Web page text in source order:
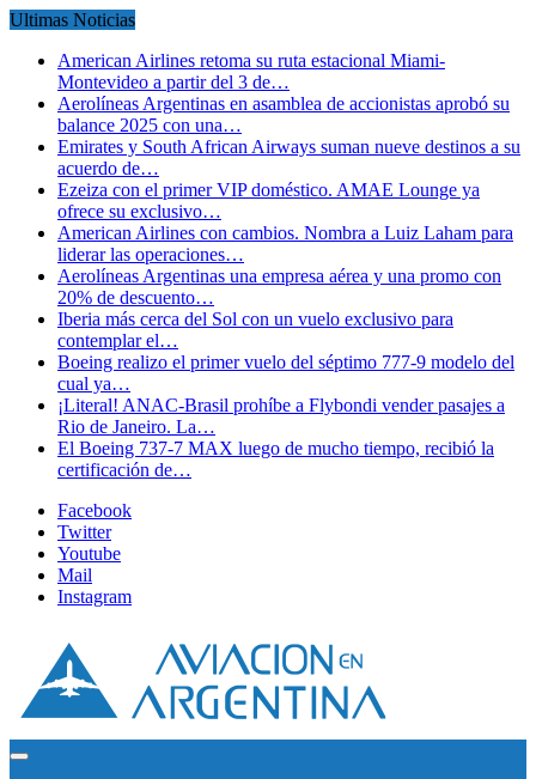
Ultimas Noticias
American Airlines retoma su ruta estacional Miami-
Montevideo a partir del 3 de…
Aerolíneas Argentinas en asamblea de accionistas aprobó su
balance 2025 con una…
Emirates y South African Airways suman nueve destinos a su
acuerdo de…
Ezeiza con el primer VIP doméstico. AMAE Lounge ya
ofrece su exclusivo…
American Airlines con cambios. Nombra a Luiz Laham para
liderar las operaciones…
Aerolíneas Argentinas una empresa aérea y una promo con
20% de descuento…
Iberia más cerca del Sol con un vuelo exclusivo para
contemplar el…
Boeing realizo el primer vuelo del séptimo 777-9 modelo del
cual ya…
¡Literal! ANAC-Brasil prohíbe a Flybondi vender pasajes a
Rio de Janeiro. La…
El Boeing 737-7 MAX luego de mucho tiempo, recibió la
certificación de…
Facebook
Twitter
Youtube
Mail
Instagram